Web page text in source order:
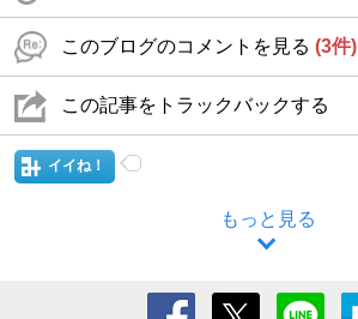
このブログのコメントを見る (3件)
この記事をトラックバックする
イイね！
もっと見る